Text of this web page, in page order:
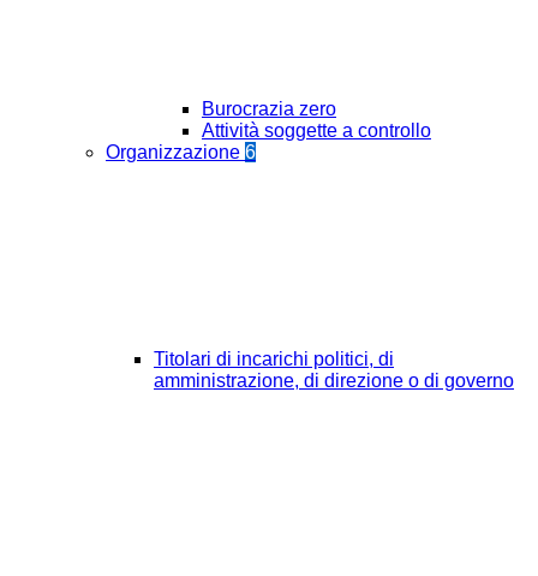
Burocrazia zero
Attività soggette a controllo
Organizzazione 6
Titolari di incarichi politici, di
amministrazione, di direzione o di governo